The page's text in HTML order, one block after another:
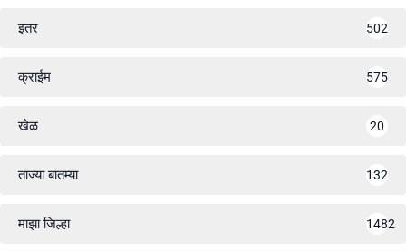
इतर 502
क्राईम 575
खेळ 20
ताज्या बातम्या 132
माझा जिल्हा 1482